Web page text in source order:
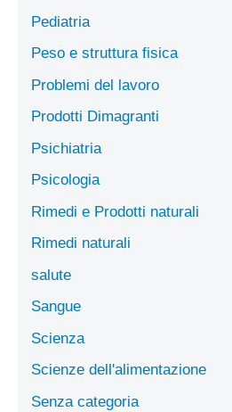
Pediatria
Peso e struttura fisica
Problemi del lavoro
Prodotti Dimagranti
Psichiatria
Psicologia
Rimedi e Prodotti naturali
Rimedi naturali
salute
Sangue
Scienza
Scienze dell'alimentazione
Senza categoria